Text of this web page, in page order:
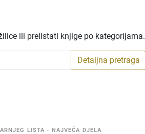
ili prelistati knjige po kategorijama.
Detaljna pretraga
LISTA - NAJVEĆA DJELA